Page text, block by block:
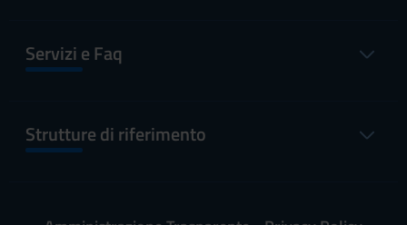
Servizi e Faq
Strutture di riferimento